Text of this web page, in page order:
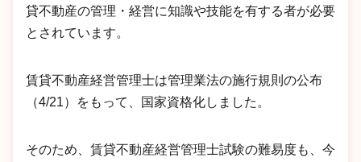
貸不動産の管理・経営に知識や技能を有する者が必要
とされています。
賃貸不動産経営管理士は管理業法の施行規則の公布
（4/21）をもって、国家資格化しました。
そのため、賃貸不動産経営管理士試験の難易度も、今